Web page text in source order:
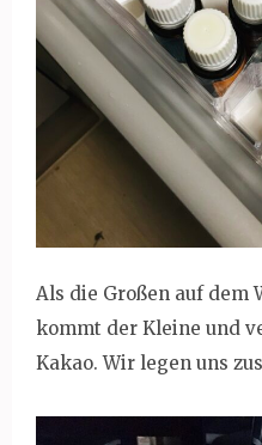
Als die Großen auf dem
kommt der Kleine und
Kakao. Wir legen uns